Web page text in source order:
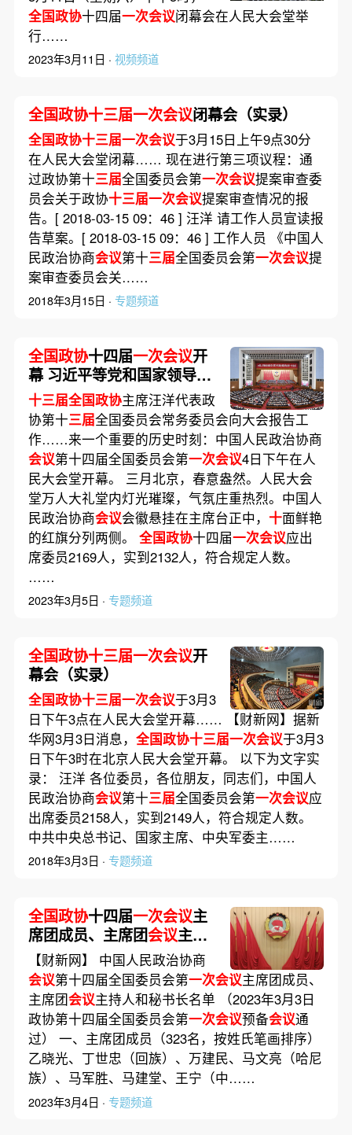
全国政协十四届一次会议闭幕会在人民大会堂举
行……
2023年3月11日 · 视频频道
全国政协十三届一次会议闭幕会（实录）
全国政协十三届一次会议于3月15日上午9点30分
在人民大会堂闭幕…… 现在进行第三项议程：通
过政协第十三届全国委员会第一次会议提案审查委
员会关于政协十三届一次会议提案审查情况的报
告。[ 2018-03-15 09：46 ] 汪洋 请工作人员宣读报
告草案。[ 2018-03-15 09：46 ] 工作人员 《中国人
民政治协商会议第十三届全国委员会第一次会议提
案审查委员会关……
2018年3月15日 · 专题频道
全国政协十四届一次会议开
幕 习近平等党和国家领导人
到会祝贺
十三届全国政协主席汪洋代表政
协第十三届全国委员会常务委员会向大会报告工
作……来一个重要的历史时刻：中国人民政治协商
会议第十四届全国委员会第一次会议4日下午在人
民大会堂开幕。 三月北京，春意盎然。人民大会
堂万人大礼堂内灯光璀璨，气氛庄重热烈。中国人
民政治协商会议会徽悬挂在主席台正中， 十面鲜艳
的红旗分列两侧。 全国政协十四届一次会议应出
席委员2169人，实到2132人，符合规定人数。
……
2023年3月5日 · 专题频道
全国政协十三届一次会议开
幕会（实录）
全国政协十三届一次会议于3月3
日下午3点在人民大会堂开幕…… 【财新网】据新
华网3月3日消息， 全国政协十三届一次会议于3月3
日下午3时在北京人民大会堂开幕。 以下为文字实
录： 汪洋 各位委员，各位朋友，同志们，中国人
民政治协商会议第十三届全国委员会第一次会议应
出席委员2158人，实到2149人，符合规定人数。
中共中央总书记、国家主席、中央军委主……
2018年3月3日 · 专题频道
全国政协十四届一次会议主
席团成员、主席团会议主持
人和秘书长名单
【财新网】 中国人民政治协商
会议第十四届全国委员会第一次会议主席团成员、
主席团会议主持人和秘书长名单 （2023年3月3日
政协第十四届全国委员会第一次会议预备会议通
过） 一、主席团成员（323名，按姓氏笔画排序）
乙晓光、丁世忠（回族）、万建民、马文亮（哈尼
族）、马军胜、马建堂、王宁（中……
2023年3月4日 · 专题频道